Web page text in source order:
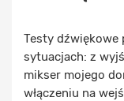
Testy dźwiękowe
sytuacjach: z
mikser mojego
włączeniu na